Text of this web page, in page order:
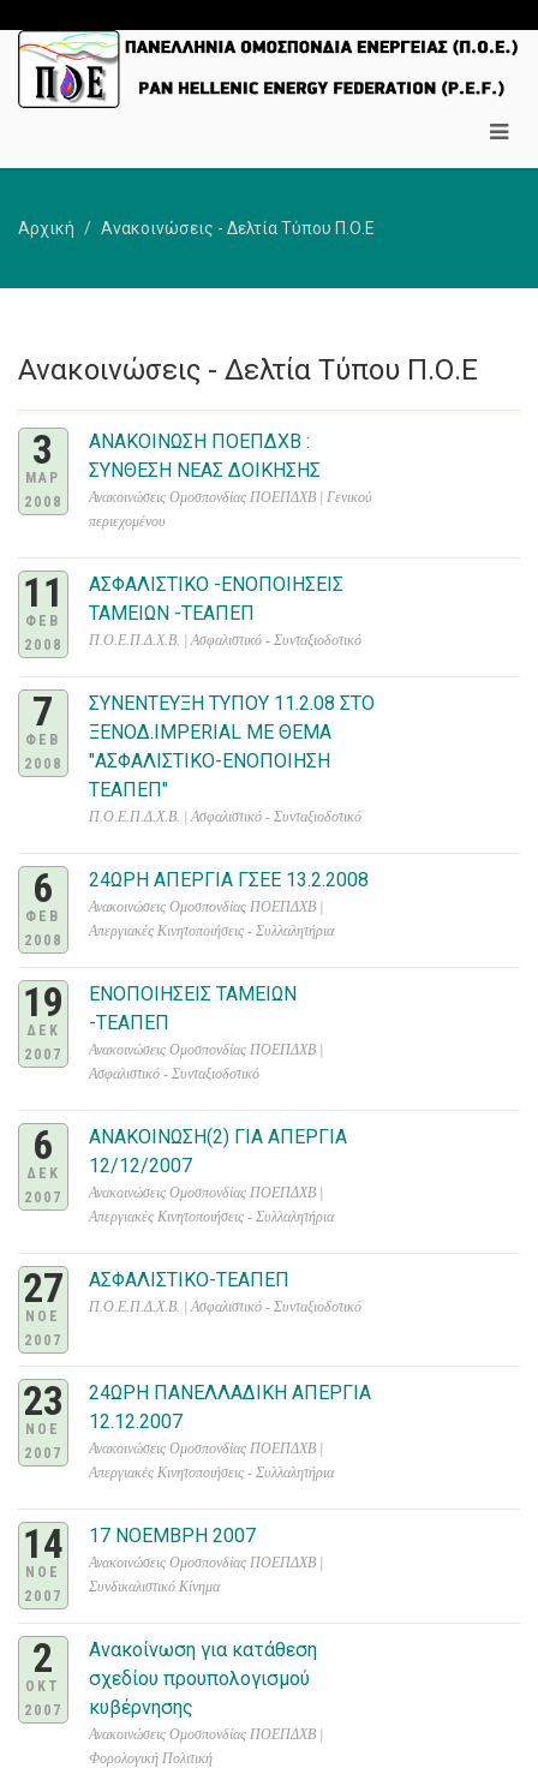
Αρχική Ανακοινώσεις - Δελτία Τύπου Π.Ο.Ε
Ανακοινώσεις - Δελτία Τύπου Π.Ο.Ε
3
ΜΑΡ
2008
ΑΝΑΚΟΙΝΩΣΗ ΠΟΕΠΔΧΒ :
ΣΥΝΘΕΣΗ ΝΕΑΣ ΔΟΙΚΗΣΗΣ
Ανακοινώσεις Ομοσπονδίας ΠΟΕΠΔΧΒ | Γενικού
περιεχομένου
11
ΦΕΒ
2008
ΑΣΦΑΛΙΣΤΙΚΟ -ΕΝΟΠΟΙΗΣΕΙΣ
ΤΑΜΕΙΩΝ -ΤΕΑΠΕΠ
Π.Ο.Ε.Π.Δ.Χ.Β. | Ασφαλιστικό - Συνταξιοδοτικό
7
ΦΕΒ
2008
ΣΥΝΕΝΤΕΥΞΗ ΤΥΠΟΥ 11.2.08 ΣΤΟ
ΞΕΝΟΔ.IMPERIAL ME ΘΕΜΑ
"ΑΣΦΑΛΙΣΤΙΚΟ-ΕΝΟΠΟΙΗΣΗ
ΤΕΑΠΕΠ"
Π.Ο.Ε.Π.Δ.Χ.Β. | Ασφαλιστικό - Συνταξιοδοτικό
6
ΦΕΒ
2008
24ΩΡΗ ΑΠΕΡΓΙΑ ΓΣΕΕ 13.2.2008
Ανακοινώσεις Ομοσπονδίας ΠΟΕΠΔΧΒ |
Απεργιακές Κινητοποιήσεις - Συλλαλητήρια
19
ΔΕΚ
2007
ΕΝΟΠΟΙΗΣΕΙΣ ΤΑΜΕΙΩΝ
-ΤΕΑΠΕΠ
Ανακοινώσεις Ομοσπονδίας ΠΟΕΠΔΧΒ |
Ασφαλιστικό - Συνταξιοδοτικό
6
ΔΕΚ
2007
ΑΝΑΚΟΙΝΩΣΗ(2) ΓΙΑ ΑΠΕΡΓΙΑ
12/12/2007
Ανακοινώσεις Ομοσπονδίας ΠΟΕΠΔΧΒ |
Απεργιακές Κινητοποιήσεις - Συλλαλητήρια
27
ΝΟΕ
2007
ΑΣΦΑΛΙΣΤΙΚΟ-ΤΕΑΠΕΠ
Π.Ο.Ε.Π.Δ.Χ.Β. | Ασφαλιστικό - Συνταξιοδοτικό
23
ΝΟΕ
2007
24ΩΡΗ ΠΑΝΕΛΛΑΔΙΚΗ ΑΠΕΡΓΙΑ
12.12.2007
Ανακοινώσεις Ομοσπονδίας ΠΟΕΠΔΧΒ |
Απεργιακές Κινητοποιήσεις - Συλλαλητήρια
14
ΝΟΕ
2007
17 ΝΟΕΜΒΡΗ 2007
Ανακοινώσεις Ομοσπονδίας ΠΟΕΠΔΧΒ |
Συνδικαλιστικό Κίνημα
2
ΟΚΤ
2007
Ανακοίνωση για κατάθεση
σχεδίου προυπολογισμού
κυβέρνησης
Ανακοινώσεις Ομοσπονδίας ΠΟΕΠΔΧΒ |
Φορολογική Πολιτική